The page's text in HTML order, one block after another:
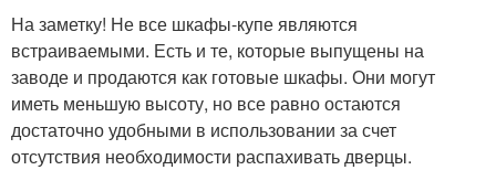
На заметку! Не все шкафы-купе являются
встраиваемыми. Есть и те, которые выпущены на
заводе и продаются как готовые шкафы. Они могут
иметь меньшую высоту, но все равно остаются
достаточно удобными в использовании за счет
отсутствия необходимости распахивать дверцы.